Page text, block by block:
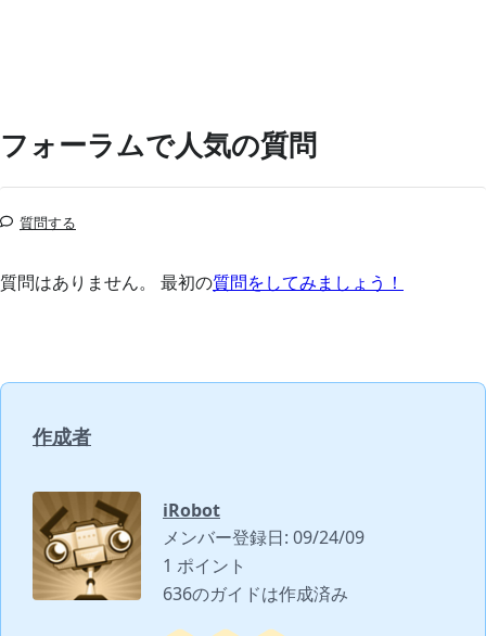
フォーラムで人気の質問
質問する
質問はありません。 最初の質問をしてみましょう！
作成者
iRobot
メンバー登録日: 09/24/09
1 ポイント
636のガイドは作成済み